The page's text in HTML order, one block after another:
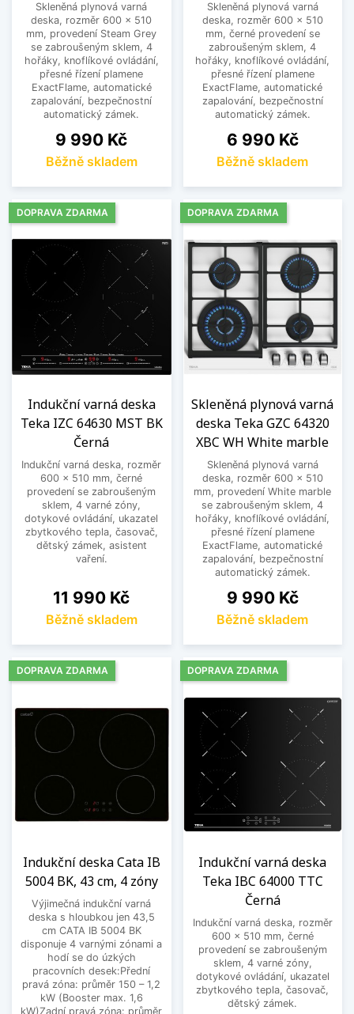
Skleněná plynová varná
deska, rozměr 600 x 510
mm, provedení Steam Grey
se zabroušeným sklem, 4
hořáky, knoflíkové ovládání,
přesné řízení plamene
ExactFlame, automatické
zapalování, bezpečnostní
automatický zámek.
Cena
9 990 Kč
Běžně skladem
Skleněná plynová varná
deska, rozměr 600 x 510
mm, černé provedení se
zabroušeným sklem, 4
hořáky, knoflíkové ovládání,
přesné řízení plamene
ExactFlame, automatické
zapalování, bezpečnostní
automatický zámek.
Cena
6 990 Kč
Běžně skladem
Indukční varná deska
Teka IZC 64630 MST BK
Černá
Indukční varná deska, rozměr
600 x 510 mm, černé
provedení se zabroušeným
sklem, 4 varné zóny,
dotykové ovládání, ukazatel
zbytkového tepla, časovač,
dětský zámek, asistent
vaření.
Cena
11 990 Kč
Běžně skladem
DOPRAVA ZDARMA
Skleněná plynová varná
deska Teka GZC 64320
XBC WH White marble
Skleněná plynová varná
deska, rozměr 600 x 510
mm, provedení White marble
se zabroušeným sklem, 4
hořáky, knoflíkové ovládání,
přesné řízení plamene
ExactFlame, automatické
zapalování, bezpečnostní
automatický zámek.
Cena
9 990 Kč
Běžně skladem
DOPRAVA ZDARMA
Indukční deska Cata IB
5004 BK, 43 cm, 4 zóny
Výjimečná indukční varná
deska s hloubkou jen 43,5
cm CATA IB 5004 BK
disponuje 4 varnými zónami a
hodí se do úzkých
pracovních desek:Přední
pravá zóna: průměr 150 – 1,2
kW (Booster max. 1,6
kW)Zadní pravá zóna: průměr
DOPRAVA ZDARMA
Indukční varná deska
Teka IBC 64000 TTC
Černá
Indukční varná deska, rozměr
600 x 510 mm, černé
provedení se zabroušeným
sklem, 4 varné zóny,
dotykové ovládání, ukazatel
zbytkového tepla, časovač,
dětský zámek.
DOPRAVA ZDARMA